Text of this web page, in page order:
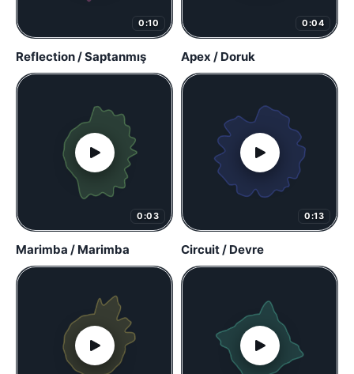
0:10
Reflection / Saptanmış
0:04
Apex / Doruk
0:03
Marimba / Marimba
0:13
Circuit / Devre